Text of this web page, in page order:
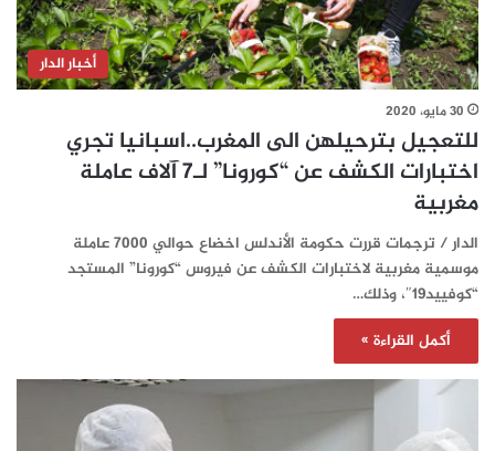
أخبار الدار
30 مايو، 2020
للتعجيل بترحيلهن الى المغرب..اسبانيا تجري
اختبارات الكشف عن “كورونا” لـ7 آلاف عاملة
مغربية
الدار / ترجمات قررت حكومة الأندلس اخضاع حوالي 7000 عاملة
موسمية مغربية لاختبارات الكشف عن فيروس “كورونا” المستجد
“كوفييد19″، وذلك…
أكمل القراءة »